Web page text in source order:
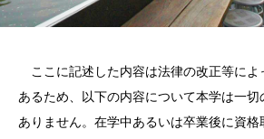
ここに記述した内容は法律の改正等によ
あるため、以下の内容について本学は一
ありません。在学中あるいは卒業後に資格